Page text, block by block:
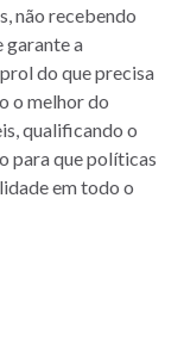
não recebendo
garante a
do que precisa
o melhor do
qualificando o
para que políticas
em todo o